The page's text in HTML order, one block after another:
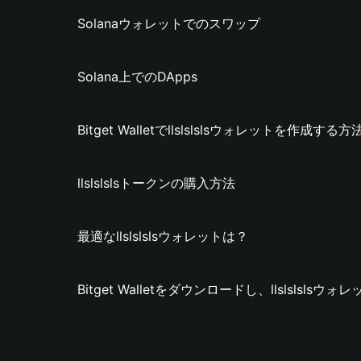
Solanaウォレットでのスワップ
Solana上でのDApps
Bitget Walletでllslslslsウォレットを作成する方
llslslslsトークンの購入方法
最適なllslslslsウォレットは？
Bitget Walletをダウンロードし、llslslslsウォレ